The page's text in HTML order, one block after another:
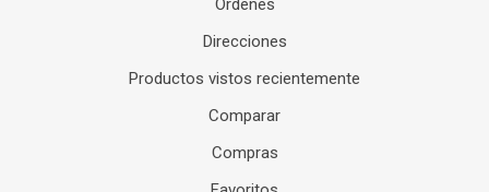
Órdenes
Direcciones
Productos vistos recientemente
Comparar
Compras